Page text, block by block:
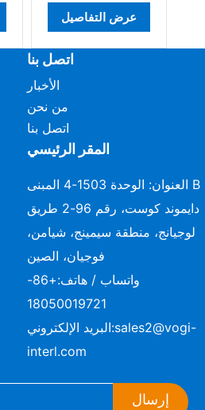
عرض التفاصيل
اتصل بنا
الأخبار
من نحن
اتصل بنا
المقر الرئيسي
العنوان: الوحدة 1503-4 المبنى B
دايموند كوست، رقم 96-2 طريق
لوجيانج، منطقة سيمينج، شيامن،
فوجيان، الصين
واتساب / هاتف:
+86-
18050019721
البريد الإلكتروني:sales2@vogi-
interl.com
إرسال